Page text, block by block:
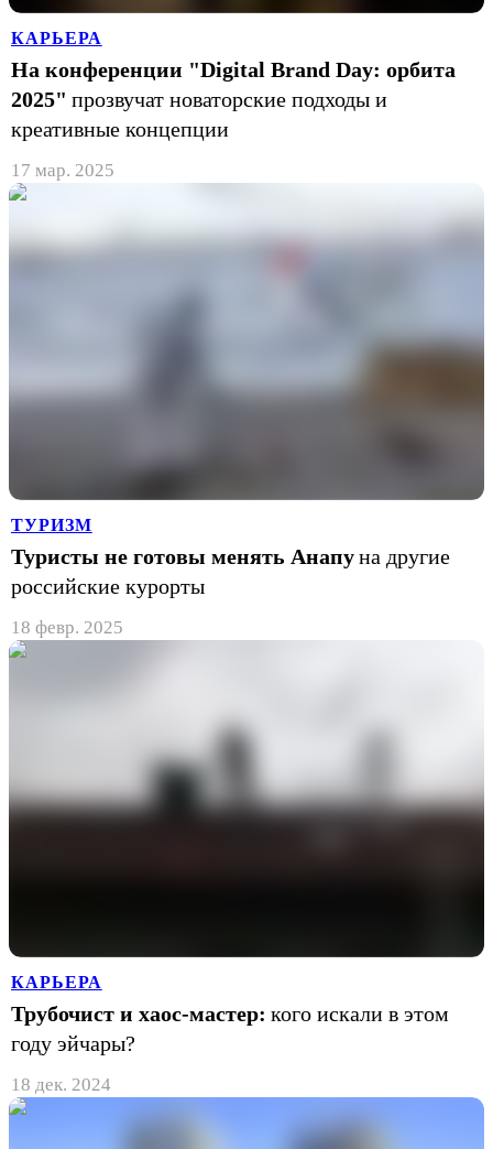
КАРЬЕРА
На конференции "Digital Brand Day: орбита
2025" прозвучат новаторские подходы и
креативные концепции
17 мар. 2025
ТУРИЗМ
Туристы не готовы менять Анапуна другие
российские курорты
18 февр. 2025
КАРЬЕРА
Трубочист и хаос-мастер: кого искали в этом
году эйчары?
18 дек. 2024